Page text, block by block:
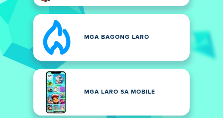
MGA BAGONG LARO
MGA LARO SA MOBILE